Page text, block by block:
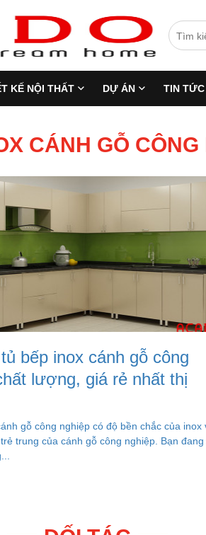
KẾ NỘI THẤT DỰ ÁN TIN TỨC
CÁNH GỖ CÔNG
bếp inox cánh gỗ công
lượng, giá rẻ nhất thị
gỗ công nghiệp có độ bền chắc của inox
trung của cánh gỗ công nghiệp. Bạn đang